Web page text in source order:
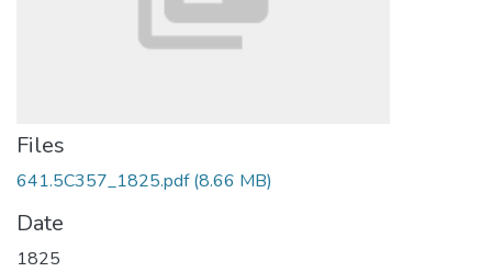
Files
641.5C357_1825.pdf(8.66 MB)
Date
1825